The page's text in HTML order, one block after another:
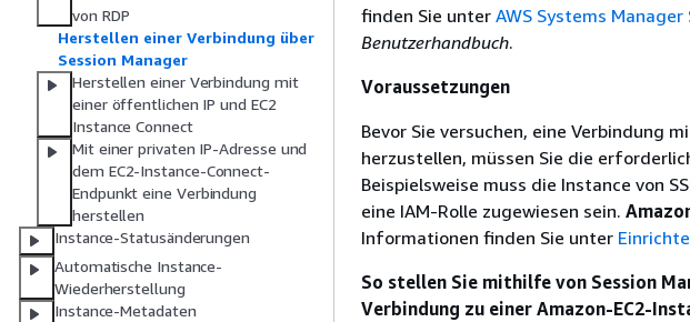
von RDP
Herstellen einer Verbindung über
Session Manager
Herstellen einer Verbindung mit
einer öffentlichen IP und EC2
Instance Connect
Mit einer privaten IP-Adresse und
dem EC2-Instance-Connect-
Endpunkt eine Verbindung
herstellen
Instance-Statusänderungen
Automatische Instance-
Wiederherstellung
Instance-Metadaten
finden Sie unter AWS Systems
Benutzerhandbuch.
Voraussetzungen
Bevor Sie versuchen, eine Verbindung
herzustellen, müssen Sie die
Beispielsweise muss die Instance von
eine IAM-Rolle zugewiesen sein.
Informationen finden Sie unter
So stellen Sie mithilfe von Session
Verbindung zu einer Amazon-EC2-